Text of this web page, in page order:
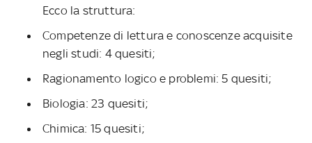
Ecco la struttura:
Competenze di lettura e conoscenze acquisite
negli studi: 4 quesiti;
Ragionamento logico e problemi: 5 quesiti;
Biologia: 23 quesiti;
Chimica: 15 quesiti;